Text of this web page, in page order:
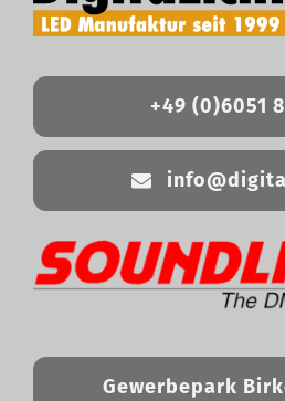
+49 (0)6051
Gewerbepark